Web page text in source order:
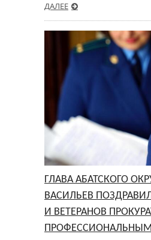
ДАЛЕЕ
ГЛАВА АБАТСКОГО
ВАСИЛЬЕВ
И ВЕТЕРАНОВ